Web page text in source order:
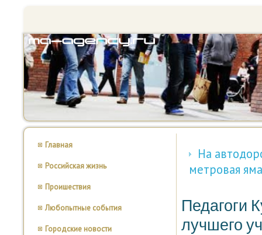
Главная
Российская жизнь
Проишествия
Любопытные события
Городские новости
На
метровая яма
Педагоги
лучшего